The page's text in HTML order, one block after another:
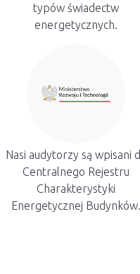
typów świadectw
energetycznych.
Nasi audytorzy są wpisani
Centralnego Rejestru
Charakterystyki
Energetycznej Budynków.